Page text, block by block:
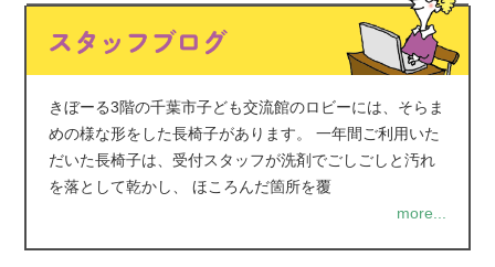
きぼーる3階の千葉市子ども交流館のロビーには、そらま
めの様な形をした長椅子があります。 一年間ご利用いた
だいた長椅子は、受付スタッフが洗剤でごしごしと汚れ
を落として乾かし、 ほころんだ箇所を覆
more...